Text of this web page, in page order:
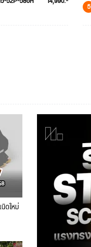
5
ดใหม่